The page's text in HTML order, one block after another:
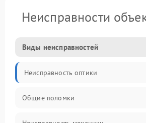
Неисправности
Виды неисправностей
Неисправность оптики
Общие поломки